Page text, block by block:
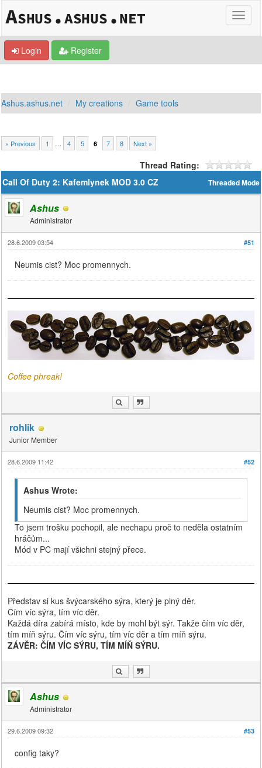
Login Register
Ashus.ashus.net My creations Game tools
« Previous 1 … 4 5 6 7 8 Next »
Thread Rating:
Threaded Mode
Call Of Duty 2: Kafemlynek MOD 3.0 CZ
Ashus
Administrator
#51
28.6.2009 03:54
Neumis cist? Moc promennych.
Coffee phreak!
rohlik
Junior Member
#52
28.6.2009 11:42
Ashus Wrote:
Neumis cist? Moc promennych.
To jsem trošku pochopil, ale nechapu proč to neděla ostatním
hráčům...
Mód v PC mají všichni stejný přece.
Představ si kus švýcarského sýra, který je plný děr.
Čím víc sýra, tím víc děr.
Každá díra zabírá místo, kde by mohl být sýr. Takže čím víc děr,
tím míň sýru. Čím víc sýru, tím víc děr a tím míň sýru.
ZÁVĚR: ČÍM VÍC SÝRU, TÍM MÍŇ SÝRU.
Ashus
Administrator
#53
29.6.2009 09:32
config taky?